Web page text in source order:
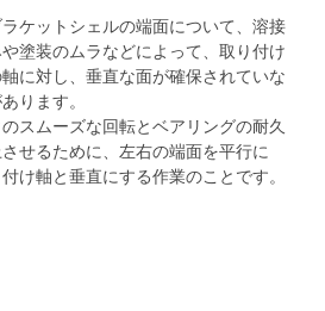
ケットシェルの端面について、溶接
塗装のムラなどによって、取り付け
に対し、垂直な面が確保されていな
ります。
スムーズな回転とベアリングの耐久
せるために、左右の端面を平行に
け軸と垂直にする作業のことです。